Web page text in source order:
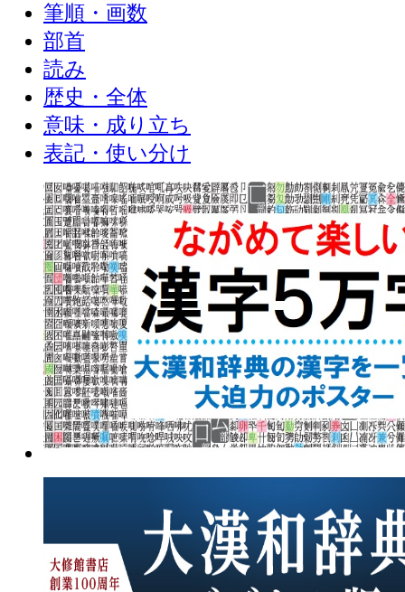
筆順・画数
部首
読み
歴史・全体
意味・成り立ち
表記・使い分け